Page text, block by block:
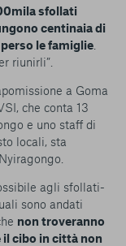
può
e il suo
scelte”, la
salvata. Se non è
informazioni, è
sfollati
centinaia di
le famiglie
riunirli”.
a Goma
che conta 13
e uno staff di
locali, sta
agli sfollati-
sono andati
non troveranno
il cibo in città non